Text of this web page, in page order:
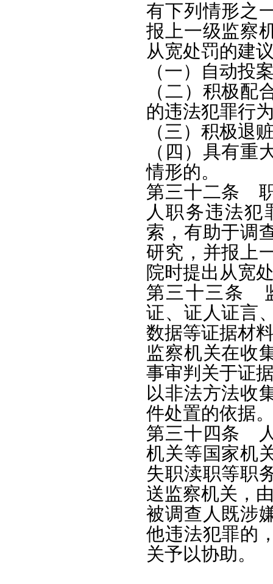
有下列情形之
报上一级监察
从宽处罚的建
（一）自动投
（二）积极配
的违法犯罪行
（三）积极退
（四）具有重
情形的。
第三十二条
人职务违法犯
索，有助于调
研究，并报上
院时提出从宽
第三十三条
证、证人证言
数据等证据材
监察机关在收
事审判关于证
以非法方法收
件处置的依据
第三十四条
机关等国家机
失职渎职等职
送监察机关，
被调查人既涉
他违法犯罪的
关予以协助。